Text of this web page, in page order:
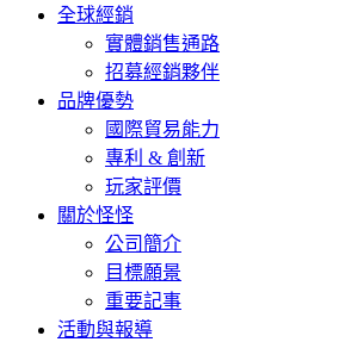
全球經銷
實體銷售通路
招募經銷夥伴
品牌優勢
國際貿易能力
專利 & 創新
玩家評價
關於怪怪
公司簡介
目標願景
重要記事
活動與報導